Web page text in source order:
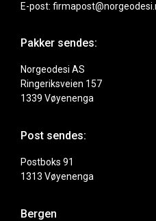
E-post:
Pakker sendes:
Norgeodesi AS
Ringeriksveien 157
1339 Vøyenenga
Post sendes:
Postboks 91
1313 Vøyenenga
Bergen